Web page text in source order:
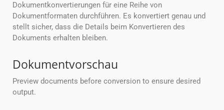
Dokumentkonvertierungen für eine Reihe von
Dokumentformaten durchführen. Es konvertiert genau und
stellt sicher, dass die Details beim Konvertieren des
Dokuments erhalten bleiben.
Dokumentvorschau
Preview documents before conversion to ensure desired
output.